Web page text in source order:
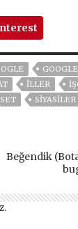
İLLER
SİYASİLER
Beğendik
.